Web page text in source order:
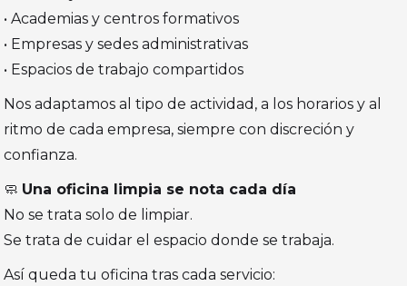
• Academias y centros formativos
• Empresas y sedes administrativas
• Espacios de trabajo compartidos
Nos adaptamos al tipo de actividad, a los horarios y al
ritmo de cada empresa, siempre con discreción y
confianza.
🧼 Una oficina limpia se nota cada día
No se trata solo de limpiar.
Se trata de cuidar el espacio donde se trabaja.
Así queda tu oficina tras cada servicio: